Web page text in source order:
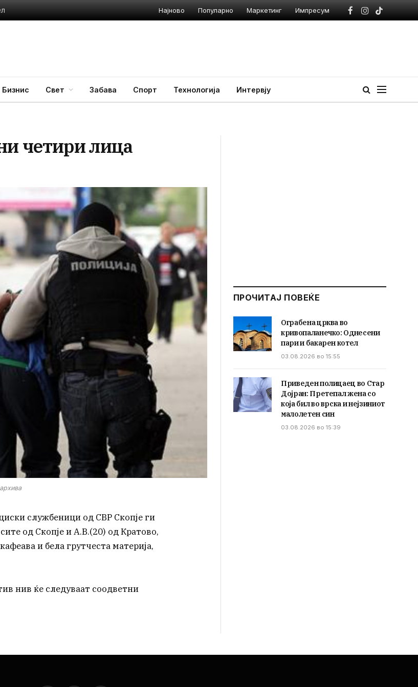
Најново Популарно Маркетинг Импресум
Facebook
Instagram
TikTok
Бизнис Свет Забава Спорт Технологија Интервју
четири лица
службеници од СВР Скопје ги
од Скопје и А.В.(20) од Кратово,
и бела грутчеста материја,
нив ќе следуваат соодветни
ПРОЧИТАЈ ПОВЕЌЕ
Ограбена црква во
кривопаланечко: Однесени
пари и бакарен котел
03.08.2026 во 15:55
Приведен полицаец во Стар
Дојран: Претепал жена со
која бил во врска и нејзиниот
малолетен син
03.08.2026 во 15:39